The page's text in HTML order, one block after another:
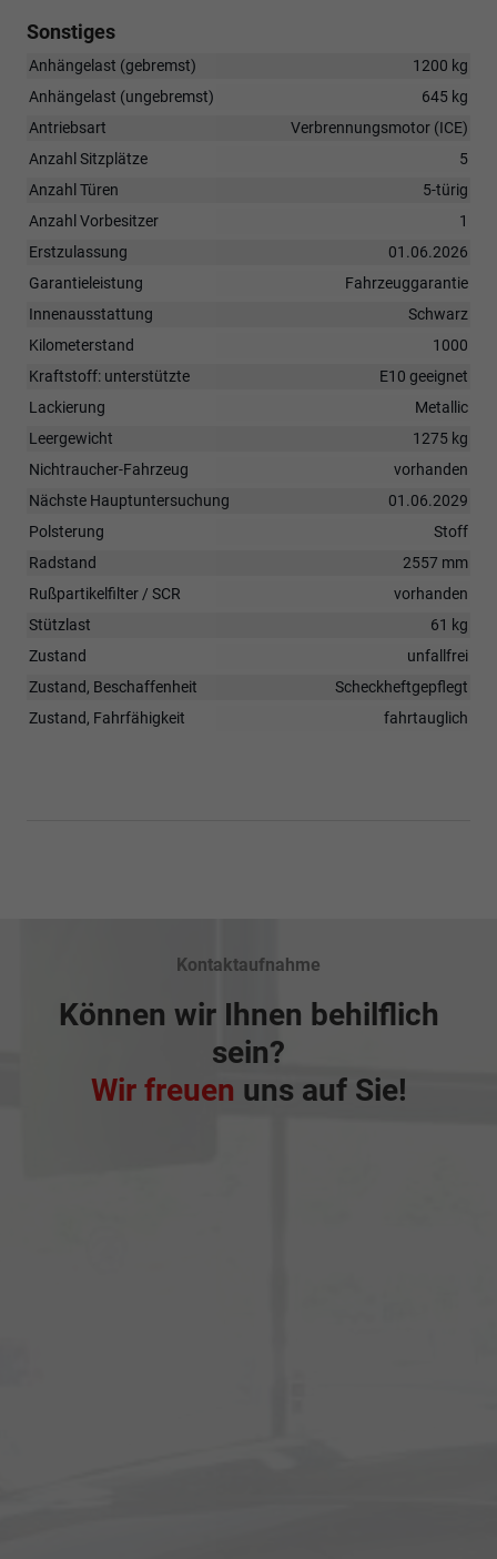
Sonstiges
Anhängelast (gebremst)
1200 kg
Anhängelast (ungebremst)
645 kg
Antriebsart
Verbrennungsmotor (ICE)
Anzahl Sitzplätze
5
Anzahl Türen
5-türig
Anzahl Vorbesitzer
1
Erstzulassung
01.06.2026
Garantieleistung
Fahrzeuggarantie
Innenausstattung
Schwarz
Kilometerstand
1000
Kraftstoff: unterstützte
E10 geeignet
Lackierung
Metallic
Leergewicht
1275 kg
Nichtraucher-Fahrzeug
vorhanden
Nächste Hauptuntersuchung
01.06.2029
Polsterung
Stoff
Radstand
2557 mm
Rußpartikelfilter / SCR
vorhanden
Stützlast
61 kg
Zustand
unfallfrei
Zustand, Beschaffenheit
Scheckheftgepflegt
Zustand, Fahrfähigkeit
fahrtauglich
Kontaktaufnahme
Können wir Ihnen behilflich
sein?
Wir freuen uns auf Sie!